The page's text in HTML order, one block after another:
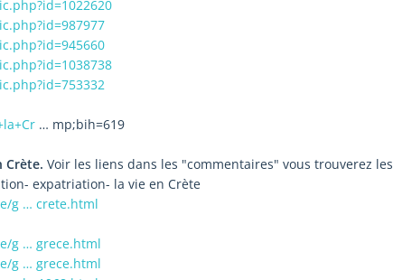
… mp;bih=619
Crète. Voir les liens dans les "commentaires" vous trouverez les
expatriation- la vie en Crète
g … crete.html
g … grece.html
g … grece.html